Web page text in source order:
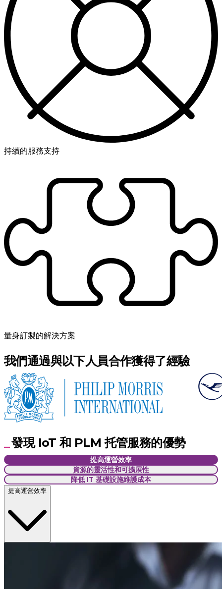
持續的服務支持
量身訂製的解決方案
我們通過與以下人員合作獲得了經驗
發現 IoT 和 PLM 托管服務的優勢
提高運營效率
資源的靈活性和可擴展性
降低 IT 基礎設施維護成本
提高運營效率